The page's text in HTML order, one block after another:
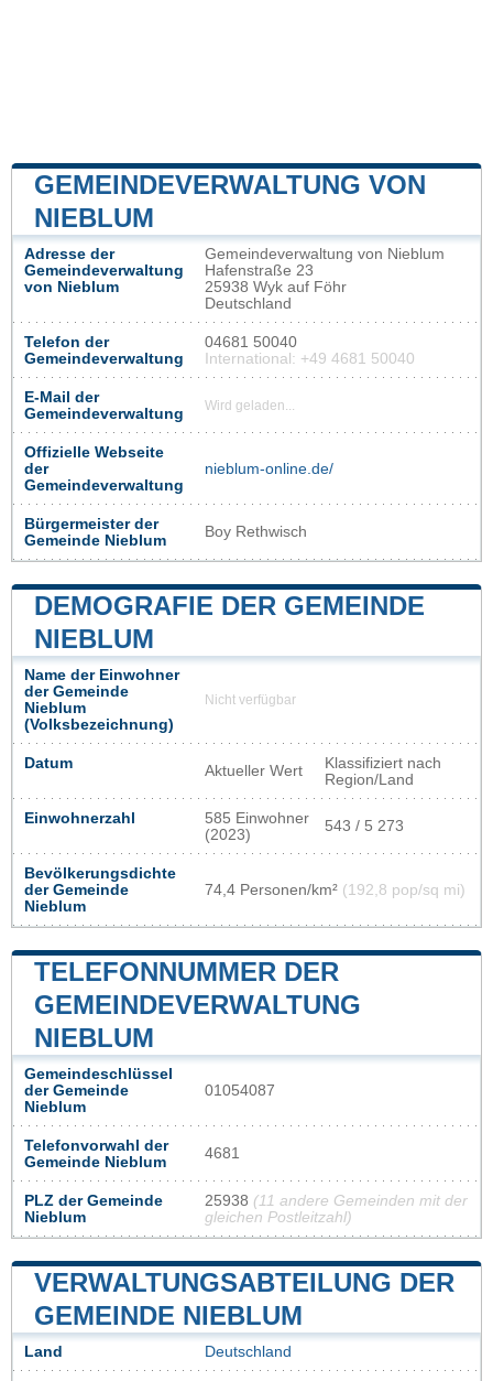
GEMEINDEVERWALTUNG VON
NIEBLUM
Adresse der
Gemeindeverwaltung
von Nieblum
Gemeindeverwaltung von Nieblum
Hafenstraße 23
25938 Wyk auf Föhr
Deutschland
Telefon der
Gemeindeverwaltung
04681 50040
International: +49 4681 50040
E-Mail der
Gemeindeverwaltung
Wird geladen...
Offizielle Webseite
der
Gemeindeverwaltung
nieblum-online.de/
Bürgermeister der
Gemeinde Nieblum
Boy Rethwisch
DEMOGRAFIE DER GEMEINDE
NIEBLUM
Name der Einwohner
der Gemeinde
Nieblum
(Volksbezeichnung)
Nicht verfügbar
Datum Aktueller Wert
Klassifiziert nach
Region/Land
Einwohnerzahl
585 Einwohner
(2023)
543 / 5 273
Bevölkerungsdichte
der Gemeinde
Nieblum
74,4 Personen/km² (192,8 pop/sq mi)
TELEFONNUMMER DER
GEMEINDEVERWALTUNG
NIEBLUM
Gemeindeschlüssel
der Gemeinde
Nieblum
01054087
Telefonvorwahl der
Gemeinde Nieblum
4681
PLZ der Gemeinde
Nieblum
25938 (11 andere Gemeinden mit der
gleichen Postleitzahl)
VERWALTUNGSABTEILUNG DER
GEMEINDE NIEBLUM
Land Deutschland